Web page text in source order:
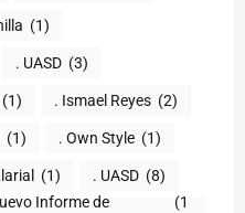
(1)
. UASD (3)
(1) . Ismael Reyes (2)
(1) . Own Style (1)
(1) . UASD (8)
Informe de
(1